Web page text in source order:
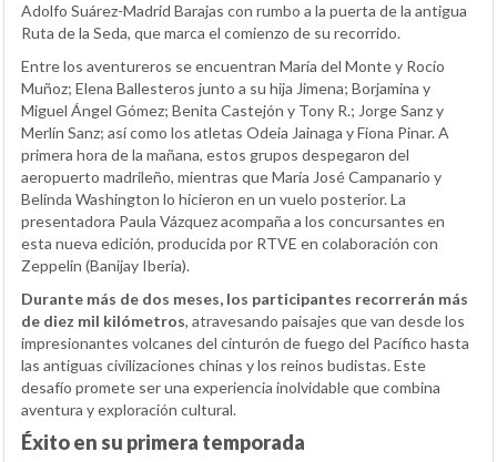
Adolfo Suárez-Madrid Barajas con rumbo a la puerta de la antigua
Ruta de la Seda, que marca el comienzo de su recorrido.
Entre los aventureros se encuentran María del Monte y Rocío
Muñoz; Elena Ballesteros junto a su hija Jimena; Borjamina y
Miguel Ángel Gómez; Benita Castejón y Tony R.; Jorge Sanz y
Merlín Sanz; así como los atletas Odeia Jainaga y Fiona Pinar. A
primera hora de la mañana, estos grupos despegaron del
aeropuerto madrileño, mientras que María José Campanario y
Belinda Washington lo hicieron en un vuelo posterior. La
presentadora Paula Vázquez acompaña a los concursantes en
esta nueva edición, producida por RTVE en colaboración con
Zeppelin (Banijay Iberia).
Durante más de dos meses, los participantes recorrerán más
de diez mil kilómetros, atravesando paisajes que van desde los
impresionantes volcanes del cinturón de fuego del Pacífico hasta
las antiguas civilizaciones chinas y los reinos budistas. Este
desafío promete ser una experiencia inolvidable que combina
aventura y exploración cultural.
Éxito en su primera temporada